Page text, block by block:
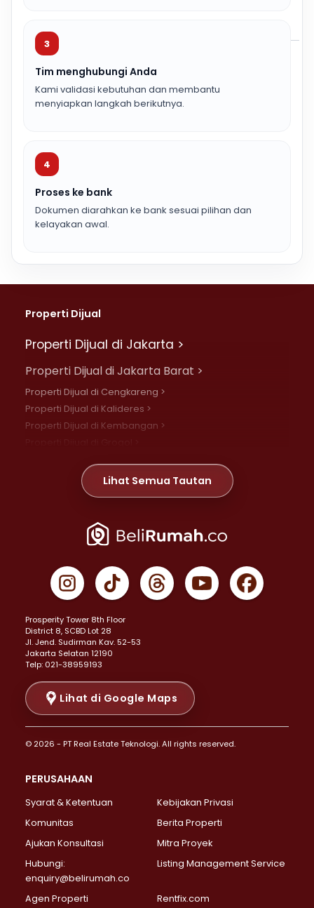
3
Tim menghubungi Anda
Kami validasi kebutuhan dan membantu
menyiapkan langkah berikutnya.
4
Proses ke bank
Dokumen diarahkan ke bank sesuai pilihan dan
kelayakan awal.
Properti Dijual
Properti Dijual di Jakarta >
Properti Dijual di Jakarta Barat >
Properti Dijual di Cengkareng >
Properti Dijual di Kalideres >
Properti Dijual di Kembangan >
Properti Dijual di Meruya >
Properti Dijual di Jelambar >
Properti Dijual di Jakarta Pusat >
Properti Dijual di Gambir >
Properti Dijual di Johar Baru >
Properti Dijual di Menteng >
Properti Dijual di Senen >
Properti Dijual di Tanah Abang >
Properti Dijual di Cikini >
Properti Dijual di Kramat >
Properti Dijual di Pasar Baru >
Properti Dijual di Bendungan Hilir >
Properti Dijual di Jakarta Selatan >
Properti Dijual di Lebak Bulus >
Properti Dijual di Gandaria Selatan >
Properti Dijual di Pondok Labu >
Properti Dijual di Lenteng Agung >
Properti Dijual di Senayan >
Properti Dijual di Pondok Pinang >
Lihat Semua Tautan
Prosperity Tower 8th Floor
District 8, SCBD Lot 28
JI. Jend. Sudirman Kav. 52-53
Jakarta Selatan 12190
Telp: 021-38959193
Lihat di Google Maps
© 2026 - PT Real Estate Teknologi. All rights reserved.
PERUSAHAAN
Syarat & Ketentuan
Kebijakan Privasi
Komunitas
Berita Properti
Ajukan Konsultasi
Mitra Proyek
Hubungi:
enquiry@belirumah.co
Listing Management Service
Agen Properti Rentfix.com